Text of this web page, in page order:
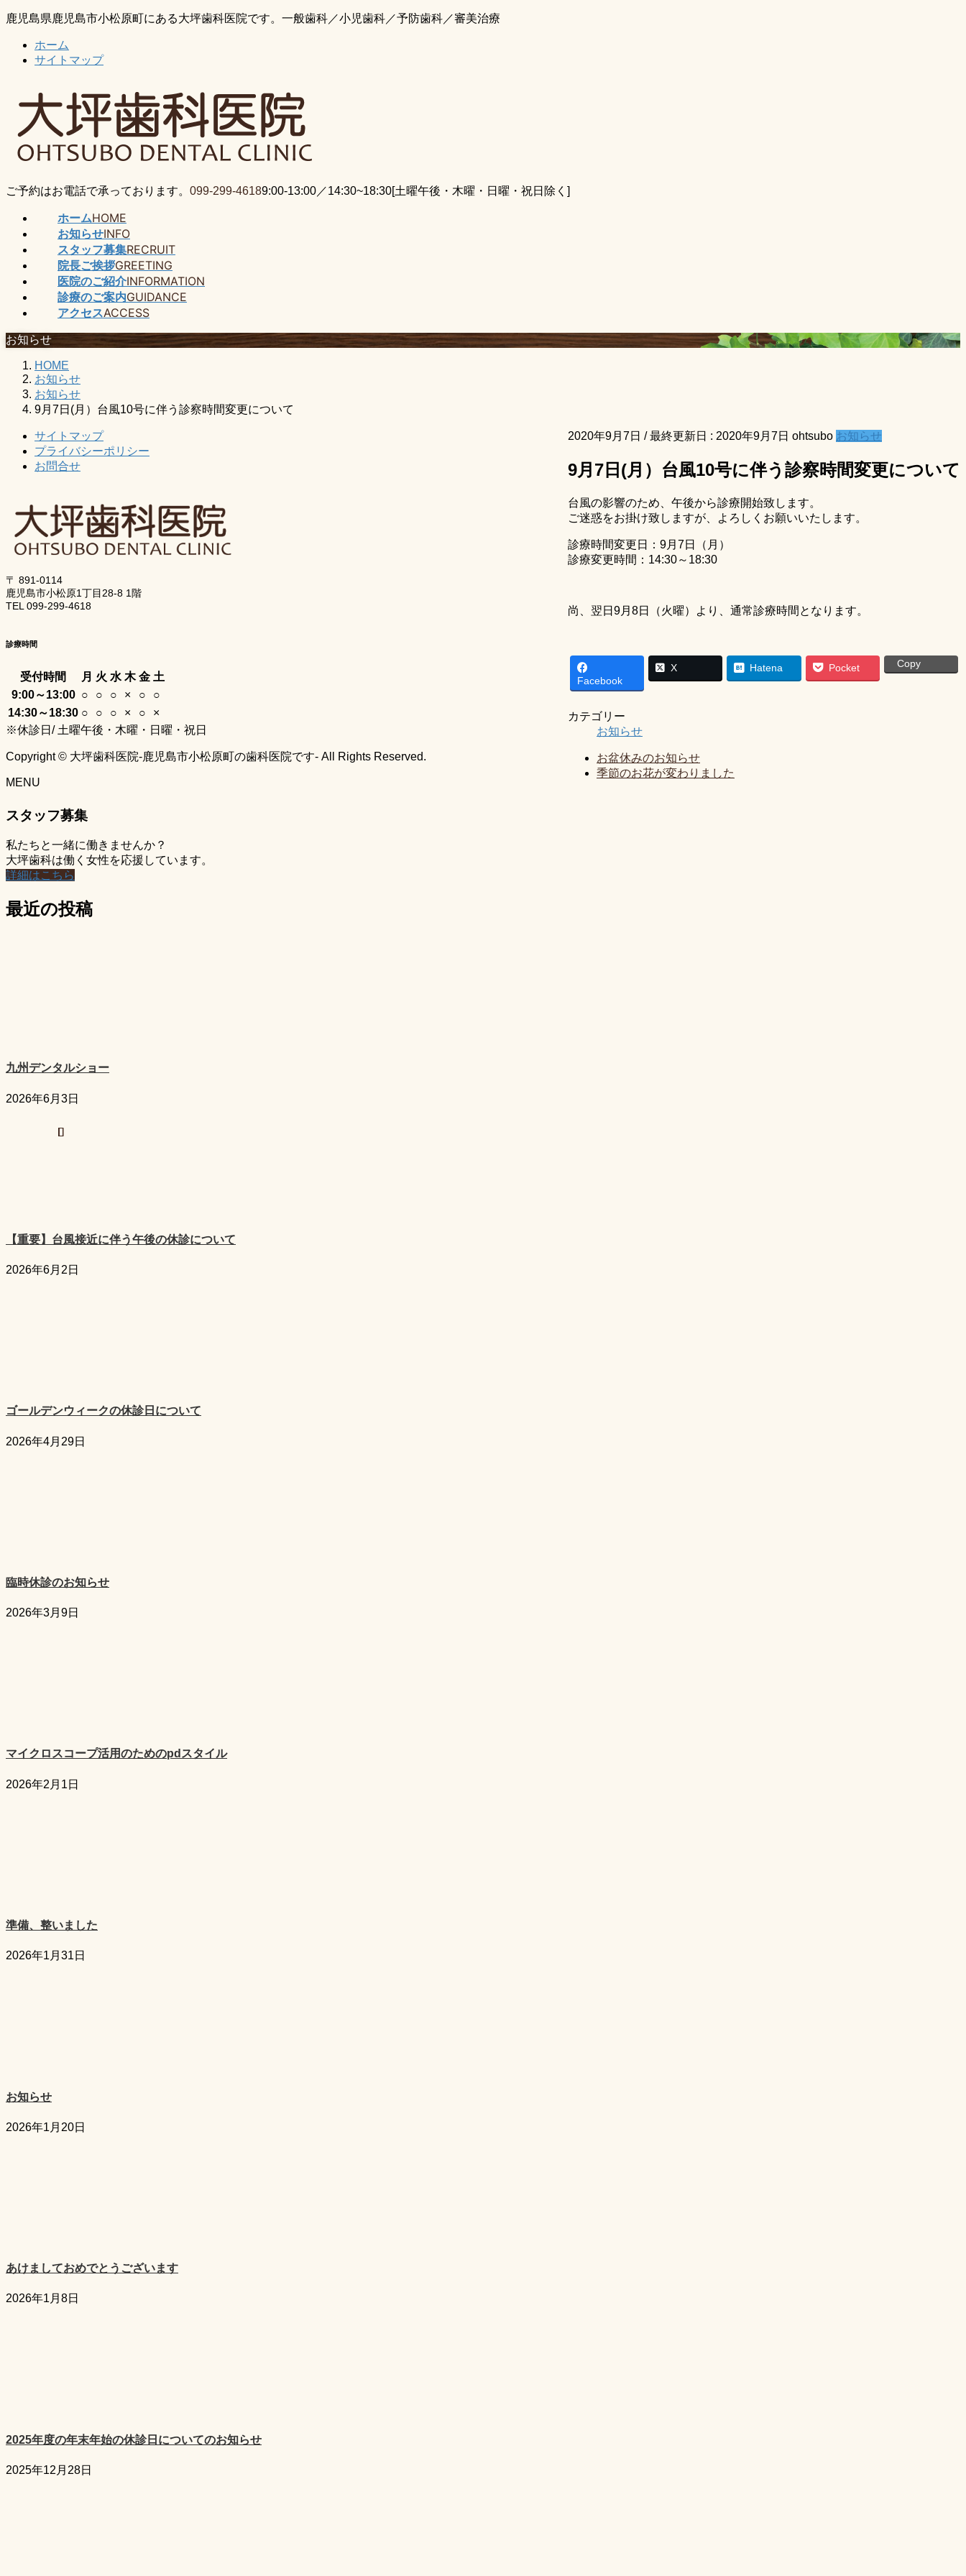
コ
ナ
鹿児島県鹿児島市小松原町にある大坪歯科医院です。一般歯科／小児歯科／予防歯科／審美治療
ホーム
サイトマップ
ご予約はお電話で承っております。 099-299-46189:00-13:00／14:30~18:30[土曜午後・木曜・日曜・祝日除く]
ホームHOME
お知らせINFO
スタッフ募集RECRUIT
院長ご挨拶GREETING
医院のご紹介INFORMATION
診療のご案内GUIDANCE
アクセスACCESS
お知らせ
HOME
お知らせ
お知らせ
9月7日(月）台風10号に伴う診察時間変更について
2020年9月7日 / 最終更新日 : 2020年9月7日 ohtsubo お知らせ
9月7日(月）台風10号に伴う診察時間変更について
台風の影響のため、午後から診療開始致します。
ご迷惑をお掛け致しますが、よろしくお願いいたします。
診療時間変更日：9月7日（月）
診療変更時間：14:30～18:30
尚、翌日9月8日（火曜）より、通常診療時間となります。
Facebook
X Hatena Pocket Copy
カテゴリー
お知らせ
お盆休みのお知らせ
季節のお花が変わりました
スタッフ募集
私たちと一緒に働きませんか？
大坪歯科は働く女性を応援しています。
詳細はこちら
最近の投稿
九州デンタルショー
2026年6月3日
【重要】台風接近に伴う午後の休診について
2026年6月2日
ゴールデンウィークの休診日について
2026年4月29日
臨時休診のお知らせ
2026年3月9日
マイクロスコープ活用のためのpdスタイル
2026年2月1日
準備、整いました
2026年1月31日
お知らせ
2026年1月20日
あけましておめでとうございます
2026年1月8日
2025年度の年末年始の休診日についてのお知らせ
2025年12月28日
サイトマップ
プライバシーポリシー
お問合せ
〒 891-0114
鹿児島市小松原1丁目28-8 1階
TEL 099-299-4618
診療時間
受付時間 月 火 水 木 金 土
9:00～13:00 ○ ○ ○ × ○
○
14:30～18:30 ○ ○ ○ × ○
×
※休診日/ 土曜午後・木曜・日曜・祝日
Copyright © 大坪歯科医院-鹿児島市小松原町の歯科医院です- All Rights Reserved.
MENU